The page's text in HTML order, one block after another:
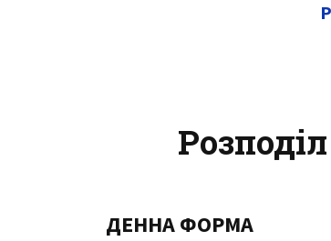
ДЕННА ФОРМА